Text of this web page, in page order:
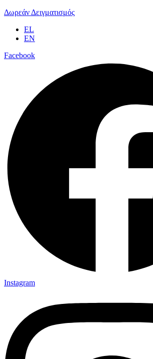
Δωρεάν Δειγματισμός
EL
EN
Facebook
Instagram